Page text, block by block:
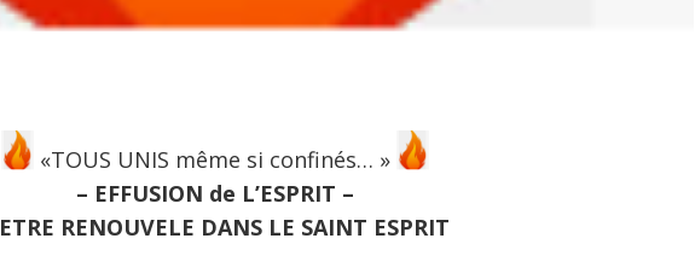
«TOUS UNIS même si confinés… »
– EFFUSION de L’ESPRIT –
ETRE RENOUVELE DANS LE SAINT ESPRIT